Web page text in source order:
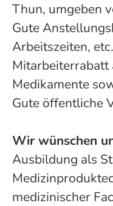
Thun, umgeben
Gute
Arbeitszeiten, etc.
Mitarbeiterrabatt
Medikamente
Gute öffentliche
Wir wünschen
Ausbildung als
medizinischer